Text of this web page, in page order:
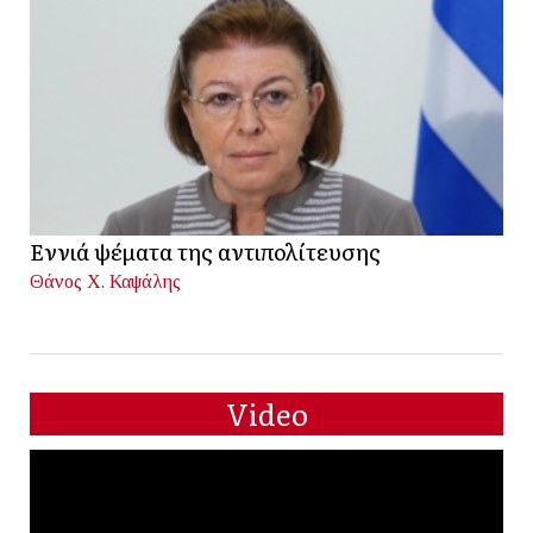
Εννιά ψέματα της αντιπολίτευσης
Θάνος Χ. Καψάλης
Video